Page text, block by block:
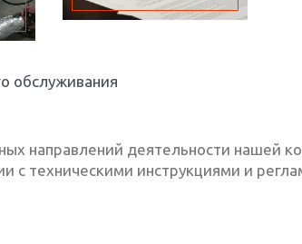
обслуживания
направлений деятельности нашей
с техническими инструкциями и